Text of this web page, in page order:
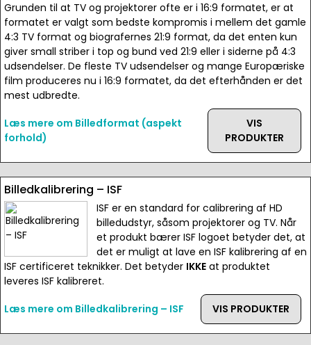
Grunden til at TV og projektorer ofte er i 16:9 formatet, er at
formatet er valgt som bedste kompromis i mellem det gamle
4:3 TV format og biografernes 21:9 format, da det enten kun
giver small striber i top og bund ved 21:9 eller i siderne på 4:3
udsendelser. De fleste TV udsendelser og mange Europæriske
film produceres nu i 16:9 formatet, da det efterhånden er det
mest udbredte.
Læs mere om Billedformat (aspekt
forhold)
VIS
PRODUKTER
Billedkalibrering – ISF
ISF er en standard for calibrering af HD
billedudstyr, såsom projektorer og TV. Når
et produkt bærer ISF logoet betyder det, at
det er muligt at lave en ISF kalibrering af en
ISF certificeret teknikker. Det betyder IKKE at produktet
leveres ISF kalibreret.
Læs mere om Billedkalibrering – ISF
VIS PRODUKTER